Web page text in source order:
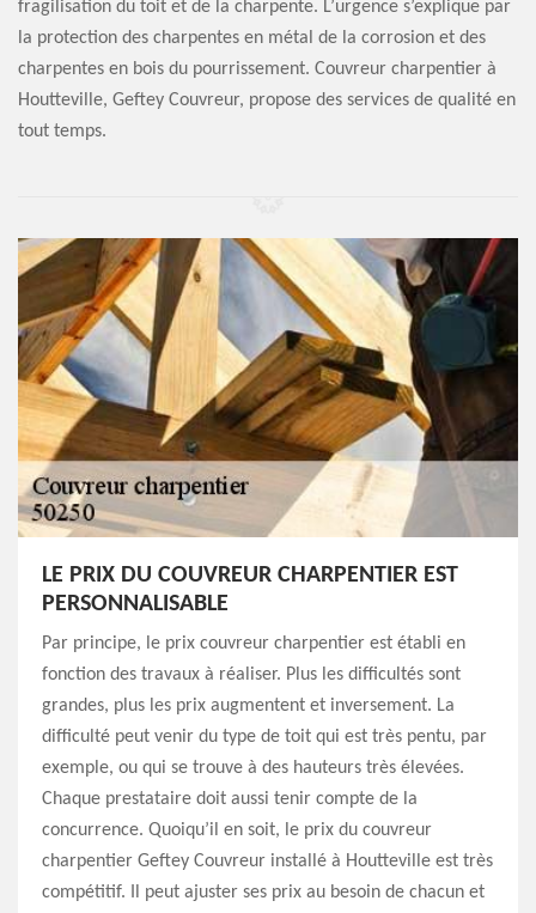
fragilisation du toit et de la charpente. L’urgence s’explique par
la protection des charpentes en métal de la corrosion et des
charpentes en bois du pourrissement. Couvreur charpentier à
Houtteville, Geftey Couvreur, propose des services de qualité en
tout temps.
LE PRIX DU COUVREUR CHARPENTIER EST
PERSONNALISABLE
Par principe, le prix couvreur charpentier est établi en
fonction des travaux à réaliser. Plus les difficultés sont
grandes, plus les prix augmentent et inversement. La
difficulté peut venir du type de toit qui est très pentu, par
exemple, ou qui se trouve à des hauteurs très élevées.
Chaque prestataire doit aussi tenir compte de la
concurrence. Quoiqu’il en soit, le prix du couvreur
charpentier Geftey Couvreur installé à Houtteville est très
compétitif. Il peut ajuster ses prix au besoin de chacun et